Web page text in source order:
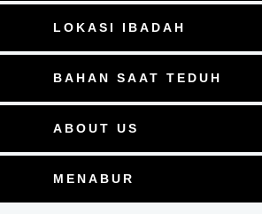
LOKASI IBADAH
BAHAN SAAT TEDUH
ABOUT US
MENABUR